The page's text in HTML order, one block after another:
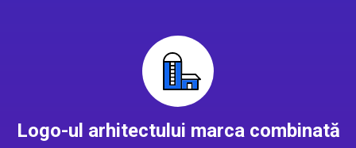
Logo-ul arhitectului marca combinată